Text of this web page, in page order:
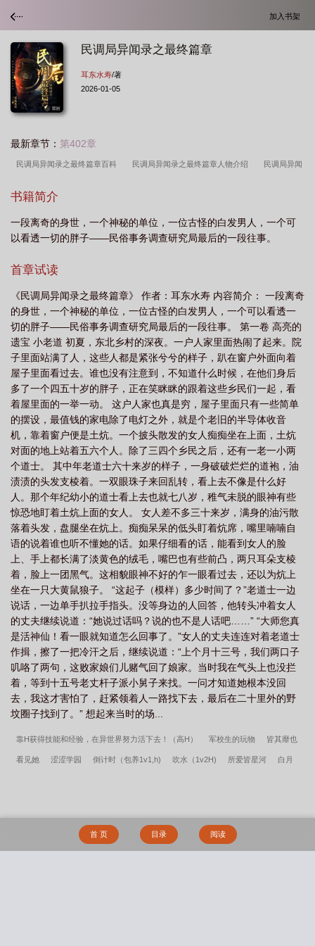
加入书架
民调局异闻录之最终篇章
耳东水寿/著
2026-01-05
最新章节： 第402章
民调局异闻录之最终篇章百科 民调局异闻录之最终篇章人物介绍 民调局异闻
章司马孝良是谁
阁 民调局异闻录之最终篇章奇快中文网 民调局异闻录之最终篇章结局 民调
局异闻录之最终篇章在线阅读 民调局异闻录终极篇 民调局异闻录之最终篇章人
物 民调局异闻录之最终篇章赵庆
章卷二 民调局异闻录终极篇章 民调局异闻录之最终篇章说了什么 民调局异
闻录之最终篇章是什么 民调局异闻录之最终篇章车前子的身世 民调局异闻录之
最终篇章车前子是谁 民调局异闻录之最终篇章 耳东水寿txt 民调局异闻录之最
终篇章全文 民调局异闻录之最终篇章阅读 民调局异闻录之最终篇章的目
录 民调局的正确观看顺序 民调局异闻录之最终篇章txt 民调局异闻录之最
终篇章最新 民调局异闻录最终篇章讲的什么 民调局异闻录之最终篇章 百
度 民调局异闻录之最终篇章车前子 民调局异闻录之最终篇章搜狗 民调局异
闻录 民调局异闻录之最终篇章 第796章 民调局异闻录终结篇 民调局异闻录
最终篇章主角是谁 民调局异闻录之最终篇章主角是谁 民调局异闻录之最终篇章
民调局异闻录之最终篇章讲什么 民调局异闻录之最终篇章 txt 民调
局异闻录之最终篇章百度百科 民调局异闻录之最终篇章tv 民调局异闻录之最终
篇章正版 民调局异闻录之最终篇章TXT 民调局异闻录之最终篇 民调局异闻
局异闻录之最终篇章和后传 民调局异闻录之最终篇章简介 民调局异闻录之最终
篇章无删减版 民调局异闻录之最终篇章司马孝良
书籍简介
一段离奇的身世，一个神秘的单位，一位古怪的白发男人，一个可
以看透一切的胖子——民俗事务调查研究局最后的一段往事。
首章试读
《民调局异闻录之最终篇章》 作者：耳东水寿 内容简介： 一段离奇
的身世，一个神秘的单位，一位古怪的白发男人，一个可以看透一
切的胖子——民俗事务调查研究局最后的一段往事。 第一卷 高亮的
遗宝 小老道 初夏，东北乡村的深夜。一户人家里面热闹了起来。院
子里面站满了人，这些人都是紧张兮兮的样子，趴在窗户外面向着
屋子里面看过去。谁也没有注意到，不知道什么时候，在他们身后
多了一个四五十岁的胖子，正在笑眯眯的跟着这些乡民们一起，看
着屋里面的一举一动。 这户人家也真是穷，屋子里面只有一些简单
的摆设，最值钱的家电除了电灯之外，就是个老旧的半导体收音
机，靠着窗户便是土炕。一个披头散发的女人痴痴坐在上面，土炕
对面的地上站着五六个人。除了三四个乡民之后，还有一老一小两
个道士。 其中年老道士六十来岁的样子，一身破破烂烂的道袍，油
渍渍的头发支棱着。一双眼珠子来回乱转，看上去不像是什么好
人。那个年纪幼小的道士看上去也就七八岁，稚气未脱的眼神有些
惊恐地盯着土炕上面的女人。 女人差不多三十来岁，满身的油污散
落着头发，盘腿坐在炕上。痴痴呆呆的低头盯着炕席，嘴里喃喃自
语的说着谁也听不懂她的话。如果仔细看的话，能看到女人的脸
上、手上都长满了淡黄色的绒毛，嘴巴也有些前凸，两只耳朵支棱
着，脸上一团黑气。这相貌眼神不好的乍一眼看过去，还以为炕上
坐在一只大黄鼠狼子。 “这起子（模样）多少时间了？”老道士一边
说话，一边单手扒拉手指头。没等身边的人回答，他转头冲着女人
的丈夫继续说道：“她说过话吗？说的也不是人话吧……” “大师您真
是活神仙！看一眼就知道怎么回事了。”女人的丈夫连连对着老道士
作揖，擦了一把冷汗之后，继续说道：“上个月十三号，我们两口子
叽咯了两句，这败家娘们儿赌气回了娘家。当时我在气头上也没拦
着，等到十五号老丈杆子派小舅子来找。一问才知道她根本没回
去，我这才害怕了，赶紧领着人一路找下去，最后在二十里外的野
坟圈子找到了。” 想起来当时的场...
靠H获得技能和经验，在异世界努力活下去！（高H） 军校生的玩物 皆其靡也
看见她 涩涩学园 倒计时（包养1v1,h) 吹水（1v2H) 所爱皆星河 白月
军校生的玩物（暗黑NPH） 穿越到女尊扶她末日世界被她抓到了
首 页 目录 阅读